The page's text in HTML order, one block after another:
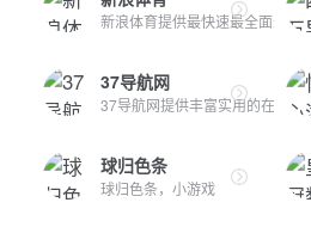
新浪体育提供最快速最全面最专
37导航网
37导航网提供丰富实用的在线工
球归色条
球归色条，小游戏